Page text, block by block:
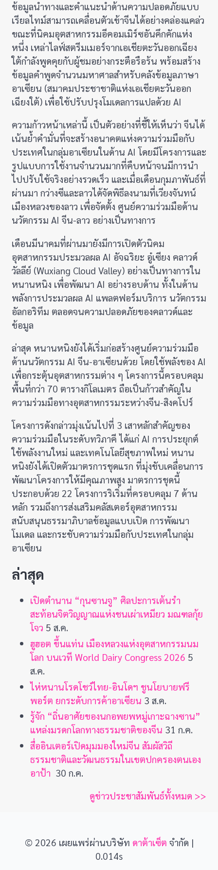
ข้อมูลนำทางและคำแนะนำด้านความปลอดภัยแบบ
เรียลไทม์สามารถเคลื่อนตัวเข้าจีนได้อย่างคล่องแคล่ว
ขณะที่นิคมอุตสาหกรรมอีคอมเมิร์ซอันคึกคักแห่ง
หนึ่ง เหล่าไลฟ์สตรีมเมอร์จากเอเชียตะวันออกเฉียง
ใต้กำลังพูดคุยกับผู้ชมอย่างกระตือรือร้น พร้อมสร้าง
ข้อมูลคำพูดจำนวนมหาศาลสำหรับคลังข้อมูลภาษา
อาเซียน (สมาคมประชาชาติแห่งเอเชียตะวันออก
เฉียงใต้) เพื่อใช้ปรับปรุงโมเดลการแปลด้วย AI
ความก้าวหน้าเหล่านี้ เป็นตัวอย่างที่ชี้ให้เห็นว่า จีนได้
เน้นย้ำคำมั่นที่จะสร้างอนาคตแห่งความร่วมมือกับ
ประเทศในกลุ่มอาเซียนในด้าน AI โดยมีโครงการและ
รูปแบบการใช้งานจำนวนมากที่คืบหน้าจนมีการนำ
ไปปรับใช้จริงอย่างรวดเร็ว และเมื่อเดือนกุมภาพันธ์ที่
ผ่านมา กว่างซีและลาวได้จัดพิธีลงนามที่เวียงจันทน์
เมืองหลวงของลาว เพื่อจัดตั้ง ศูนย์ความร่วมมือด้าน
นวัตกรรม AI จีน-ลาว อย่างเป็นทางการ
เดือนมีนาคมที่ผ่านมายังมีการเปิดตัวนิคม
อุตสาหกรรมประมวลผล AI อัจฉริยะ อู๋เซียง คลาวด์
วัลลีย์ (Wuxiang Cloud Valley) อย่างเป็นทางการใน
หนานหนิง เพื่อพัฒนา AI อย่างรอบด้าน ทั้งในด้าน
พลังการประมวลผล AI แพลตฟอร์มบริการ นวัตกรรม
อัลกอริทึม ตลอดจนความปลอดภัยของคลาวด์และ
ข้อมูล
ล่าสุด หนานหนิงยังได้เริ่มก่อสร้างศูนย์ความร่วมมือ
ด้านนวัตกรรม AI จีน-อาเซียนด้วย โดยใช้พลังของ AI
เพื่อกระตุ้นอุตสาหกรรมต่าง ๆ โครงการนี้ครอบคลุม
พื้นที่กว่า 70 ตารางกิโลเมตร ถือเป็นก้าวสำคัญใน
ความร่วมมือทางอุตสาหกรรมระหว่างจีน-สิงคโปร์
โครงการดังกล่าวมุ่งเน้นไปที่ 3 เสาหลักสำคัญของ
ความร่วมมือในระดับทวิภาคี ได้แก่ AI การประยุกต์
ใช้พลังงานใหม่ และเทคโนโลยีสุขภาพใหม่ หนาน
หนิงยังได้เปิดตัวมาตรการชุดแรก ที่มุ่งขับเคลื่อนการ
พัฒนาโครงการให้มีคุณภาพสูง มาตรการชุดนี้
ประกอบด้วย 22 โครงการริเริ่มที่ครอบคลุม 7 ด้าน
หลัก รวมถึงการส่งเสริมคลัสเตอร์อุตสาหกรรม
สนับสนุนธรรมาภิบาลข้อมูลแบบเปิด การพัฒนา
โมเดล และกระชับความร่วมมือกับประเทศในกลุ่ม
อาเซียน
ล่าสุด
เปิดตำนาน “กุนซานจู” ศิลปะการเต้นรำ
สะท้อนจิตวิญญาณแห่งชนเผ่าเหมียว มณฑลกุ้ย
โจว 5 ส.ค.
ฮูฮอต ขึ้นแท่น เมืองหลวงแห่งอุตสาหกรรมนม
โลก บนเวที World Dairy Congress 2026 5
ส.ค.
ไห่หนานโรดโชว์ไทย-อินโดฯ ชูนโยบายฟรี
พอร์ต ยกระดับการค้าอาเซียน 3 ส.ค.
รู้จัก “ถิ่นอาศัยของนกอพยพหมู่เกาะฉางซาน”
แหล่งมรดกโลกทางธรรมชาติของจีน 31 ก.ค.
สื่ออินเตอร์เปิดมุมมองใหม่จีน สัมผัสวิถี
ธรรมชาติและวัฒนธรรมในเขตปกครองตนเอง
อาป้า 30 ก.ค.
ดูข่าวประชาสัมพันธ์ทั้งหมด >>
© 2026 เผยแพร่ผ่านบริษัท ดาต้าเซ็ต จำกัด |
0.014s